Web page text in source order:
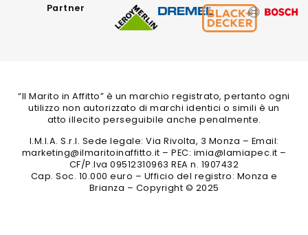
Partner
“Il Marito in Affitto” è un marchio registrato, pertanto ogni
utilizzo non autorizzato di marchi identici o simili è un
atto illecito perseguibile anche penalmente.
I.M.I.A. S.r.l. Sede legale: Via Rivolta, 3 Monza – Email:
marketing@ilmaritoinaffitto.it – PEC: imia@lamiapec.it –
CF/P.Iva 09512310963 REA n. 1907432
Cap. Soc. 10.000 euro – Ufficio del registro: Monza e
Brianza – Copyright © 2025